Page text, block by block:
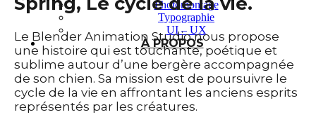
Photomontage
Typographie
UI – UX
À PROPOS
Le Blender Animation Studio nous propose
une histoire qui est touchante, poétique et
sublime autour d’une bergère accompagnée
de son chien. Sa mission est de poursuivre le
cycle de la vie en affrontant les anciens esprits
représentés par les créatures.